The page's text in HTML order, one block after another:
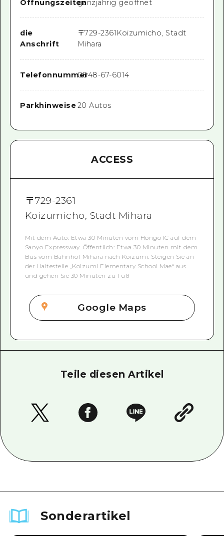
Öffnungszeitenganzjährig geöffnet
die
Anschrift
〒729-2361 Koizumicho, Stadt
Mihara
Telefonnummer0848-67-6014
Parkhinweise20 Autos
ACCESS
〒729-2361
Koizumicho, Stadt Mihara
Mit dem Auto: Etwa 30 Minuten vom Hongo IC auf dem
Sanyo Expressway. Öffentlich: Etwa 30 Minuten mit dem
Bus vom Bahnhof Mihara nach Koizumi. Steigen Sie an
der Haltestelle „Koizumi Elementary School Mae“ aus
und gehen Sie 30 Minuten zu Fuß
Google Maps
Teile diesen Artikel
Sonderartikel